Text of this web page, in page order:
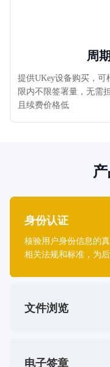
周
提供UKey设备购买，可
限内不限签署量，无需
且续费价格低
身份认证
核验用户身份信息的
相关法规和标准，为
文件浏览
电子签章